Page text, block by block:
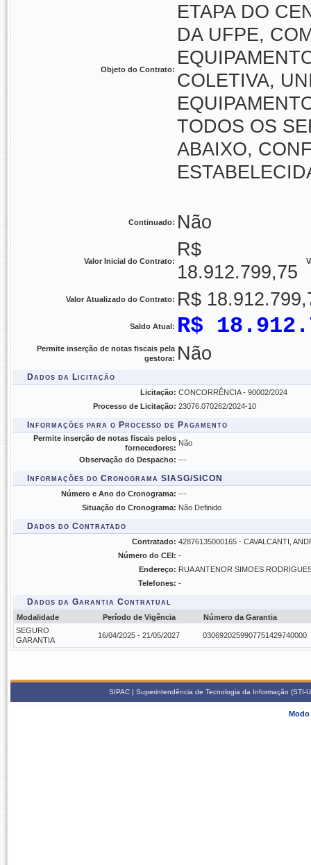
Objeto do Contrato:
ETAPA DO
DA UFPE,
COLETIVA,
TODOS OS
ABAIXO,
Continuado: Não
Valor Inicial do Contrato:
R$
18.912.799,75
Valor Atualizado do Contrato: R$
Saldo Atual: R$
Permite inserção de notas fiscais pela
gestora: Não
Dados da Licitação
Licitação: CONCORRÊNCIA - 90002/2024
Processo de Licitação: 23076.070262/2024-10
Informações para o Processo de Pagamento
Permite inserção de notas fiscais pelos
fornecedores:
Não
Observação do Despacho: ---
Informações do Cronograma SIASG/SICON
Número e Ano do Cronograma: ---
Situação do Cronograma: Não Definido
Dados do Contratado
Contratado: 42876135000165 - CAVALCANTI,
Número do CEI: -
Endereço: RUA ANTENOR SIMOES
Telefones: -
Dados da Garantia Contratual
Modalidade Período de Vigência
Número da Garantia
SEGURO
GARANTIA
16/04/2025 - 21/05/2027 0306920259907751429740000
SIPAC | Superintendência de Tecnologia da Informação
Modo